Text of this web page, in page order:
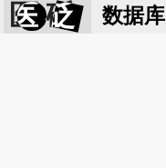
医 砭 数据库